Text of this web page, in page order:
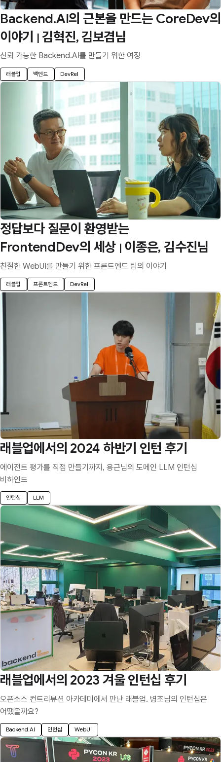
Backend.AI의 근본을 만드는 CoreDev의
이야기
| 김혁진, 김보겸님
신뢰 가능한 Backend.AI를 만들기 위한 여정
래블업 백엔드 DevRel
정답보다 질문이 환영받는
FrontendDev의 세상 | 이종은, 김수진님
친절한 WebUI를 만들기 위한 프론트엔드 팀의 이야기
래블업 프론트엔드 DevRel
래블업에서의 2024 하반기 인턴 후기
에이전트 평가를 직접 만들기까지, 용근님의 도메인 LLM 인턴십
비하인드
인턴십 LLM
래블업에서의 2023 겨울 인턴십 후기
오픈소스 컨트리뷰션 아카데미에서 만난 래블업. 병조님의 인턴십은
어땠을까요?
Backend.AI 인턴십 WebUI